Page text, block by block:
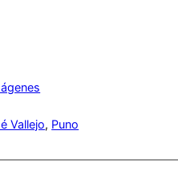
Vallejo, Puno